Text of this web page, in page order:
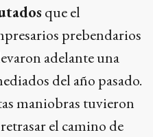
que el
prebendarios
adelante una
del año pasado.
maniobras tuvieron
el camino de